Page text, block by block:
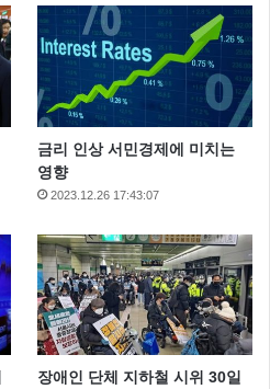
금리 인상 서민경제에 미치는
영향
2023.12.26 17:43:07
장애인 단체 지하철 시위 30일